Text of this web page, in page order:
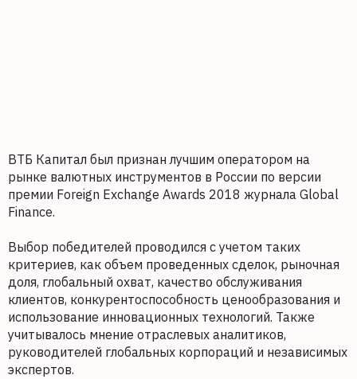
ВТБ Капитал был признан лучшим оператором на
рынке валютных инструментов в России по версии
премии Foreign Exchange Awards 2018 журнала Global
Finance.
Выбор победителей проводился с учетом таких
критериев, как объем проведенных сделок, рыночная
доля, глобальный охват, качество обслуживания
клиентов, конкурентоспособность ценообразования и
использование инновационных технологий. Также
учитывалось мнение отраслевых аналитиков,
руководителей глобальных корпораций и независимых
экспертов.